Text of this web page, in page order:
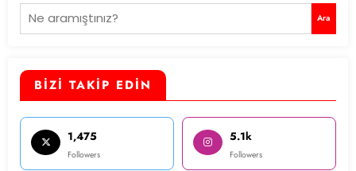
Ara Ara
BİZİ TAKİP EDİN
1,475
Followers
5.1k
Followers